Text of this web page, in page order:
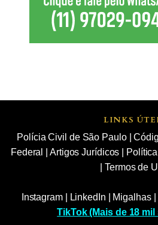
LINKS
Polícia Civil de São Paulo|
Federal
Artigos Jurídicos
|Termos de
Instagram| LinkedIn Migalhas|
TikTok (Mais de 18